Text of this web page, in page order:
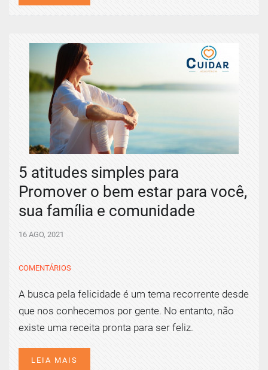
5 atitudes simples para
Promover o bem estar para você,
sua família e comunidade
16 AGO, 2021
COMENTÁRIOS
A busca pela felicidade é um tema recorrente desde
que nos conhecemos por gente. No entanto, não
existe uma receita pronta para ser feliz.
LEIA MAIS